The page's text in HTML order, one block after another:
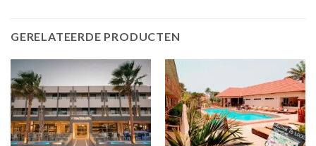
GERELATEERDE PRODUCTEN